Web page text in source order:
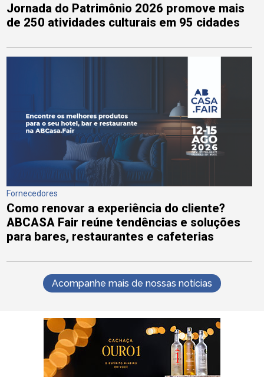
Jornada do Patrimônio 2026 promove mais
de 250 atividades culturais em 95 cidades
Fornecedores
Como renovar a experiência do cliente?
ABCASA Fair reúne tendências e soluções
para bares, restaurantes e cafeterias
Acompanhe mais de nossas notícias